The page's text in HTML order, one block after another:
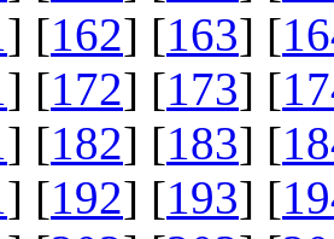
] [162] [163] [
] [172] [173] [
] [182] [183] [
] [192] [193] [